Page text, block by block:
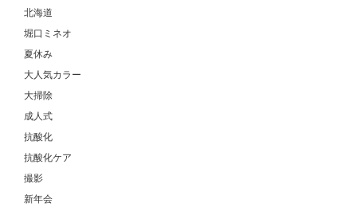
北海道
堀口ミネオ
夏休み
大人気カラー
大掃除
成人式
抗酸化
抗酸化ケア
撮影
新年会